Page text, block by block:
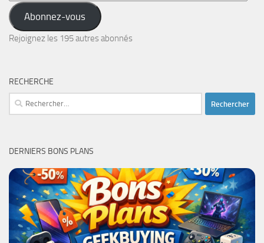
adresse
e-
mail
Abonnez-vous
Rejoignez les 195 autres abonnés
RECHERCHE
Rechercher :
DERNIERS BONS PLANS